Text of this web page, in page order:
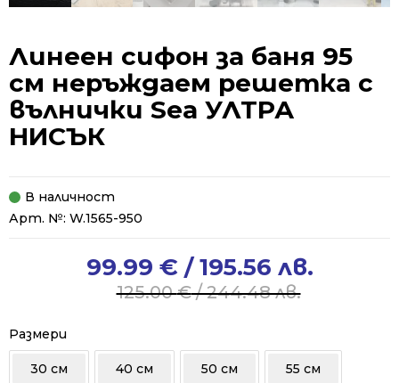
Линеен сифон за баня 95
см неръждаем решетка с
вълнички Sea УЛТРА
НИСЪК
В наличност
Арт. №: W.1565-950
125.00€/ 244.48 лв.
125.00 €
/
244.48 лв..
99.99 € / 195.56 лв.
99.99 €
/
195.56 лв..
Размери
30 см 40 см 50 см 55 см